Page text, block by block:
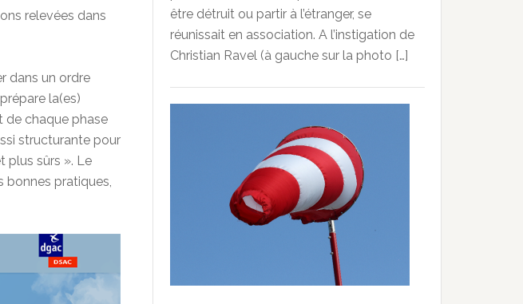
relevées dans
dans un ordre
la(es)
de chaque phase
structurante pour
plus sûrs ». Le
bonnes pratiques,
être détruit ou partir à l’étranger, se
réunissait en association. A l’instigation de
Christian Ravel (à gauche sur la photo […]